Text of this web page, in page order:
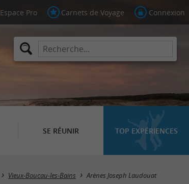
Espace Pro Carnets de Voyage Connexion
SE RÉUNIR TOP EXPÉRIENCES
Vieux-Boucau-les-Bains Arènes Joseph Laudouat